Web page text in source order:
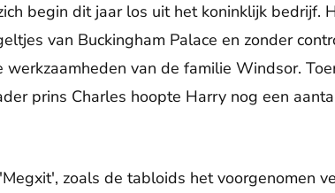
begin dit jaar los uit het koninklijk bedrijf.
van Buckingham Palace en zonder
werkzaamheden van de familie Windsor.
prins Charles hoopte Harry nog een
zoals de tabloids het voorgenomen